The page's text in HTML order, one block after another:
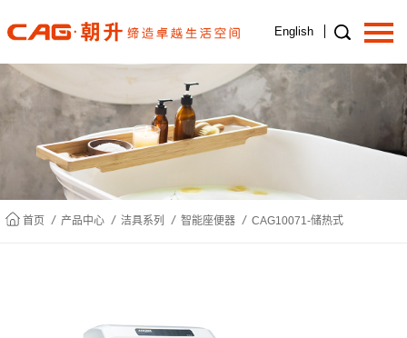
首页
关于我们
English
首页 / 产品中心 / 洁具系列 / 智能座便器 / CAG10071-储热式